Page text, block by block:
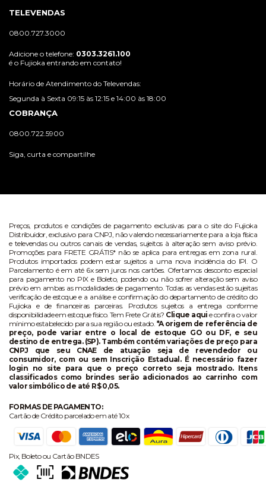
TELEVENDAS
0800.727.3000
Adicione o telefone: 0303.3261.100
é o Fujioka entrando em contato!
Horário de Atendimento do Televendas:
Segunda à Sexta 09:15 às 12:15 e 14:00 às 18:00
COBRANÇA
0800.722.5900
Siga, curta e compartilhe
Preços, produtos e condições de pagamento exclusivas para o site do Fujioka
Distribuidor, exclusivo para CNPJ, não valendo necessariamente para a loja física
e televendas ou outros canais de vendas, sujeitos à alteração sem aviso prévio.
Promoções para FRETE GRÁTIS* não se aplica para entregas em zona rural.
Produtos importados podem estar sujeitos a uma nova incidência do IPI. O
Parcelamento é em até 6x sem juros nos cartões. Ofertamos desconto especial
para pagamento no PIX e Boleto, podendo ou não sofrer alteração sem aviso
prévio em ambas as modalidades de pagamento. Todas as vendas estão sujeitas
verificação de estoque e a análise e confirmação do departamento de crédito do
Fujioka e de financeiras parceiras. Produtos sujeitos a entrega conforme
disponibilidade em estoque físico. Tem Frete Grátis? Clique aqui e confira o valor
mínimo estabelecido para sua região ou estado. *A origem de referência de
preço, pode variar entre o local de estoque GO ou DF, e seu
destino de entrega. (SP). Também contém variações de preço para
CNPJ que seu CNAE de atuação seja de revendedor ou
consumidor, com ou sem Inscrição Estadual. É necessário fazer
login no site para que o preço correto seja mostrado. Itens
classificados como brindes serão adicionados ao carrinho com
valor simbólico de até R$ 0,05.
FORMAS DE PAGAMENTO:
Cartão de Crédito parcelado em até 10x
Pix, Boleto ou Cartão BNDES